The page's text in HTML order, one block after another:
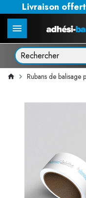
Livraison
Rubans de balisage